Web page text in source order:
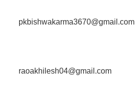
pkbishwakarma3670@gmail.com
raoakhilesh04@gmail.com